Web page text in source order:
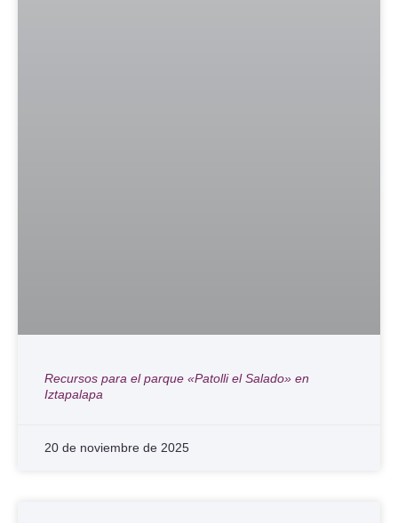
Recursos para el parque «Patolli el Salado» en
Iztapalapa
20 de noviembre de 2025